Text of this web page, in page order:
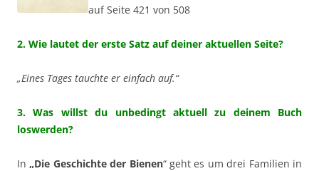
auf Seite 421 von 508
2. Wie lautet der erste Satz auf deiner aktuellen Seite?
„Eines Tages tauchte er einfach auf.“
3. Was willst du unbedingt aktuell zu deinem Buch
loswerden?
In „Die Geschichte der Bienen“ geht es um drei Familien in